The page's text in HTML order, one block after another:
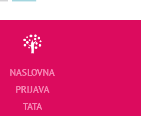
NASLOVNA
PRIJAVA
TATA